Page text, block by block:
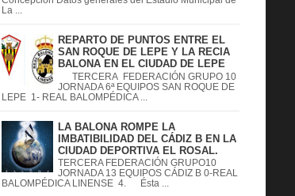
La ...
REPARTO DE PUNTOS ENTRE EL
SAN ROQUE DE LEPE Y LA RECIA
BALONA EN EL CIUDAD DE LEPE
TERCERA FEDERACIÓN GRUPO 10
JORNADA 6ª EQUIPOS SAN ROQUE DE
LEPE 1- REAL BALOMPÉDICA ...
LA BALONA ROMPE LA
IMBATIBILIDAD DEL CÁDIZ B EN LA
CIUDAD DEPORTIVA EL ROSAL.
TERCERA FEDERACIÓN GRUPO10
JORNADA 13 EQUIPOS CÁDIZ B 0-REAL
BALOMPÉDICA LINENSE 4. Ésta ...